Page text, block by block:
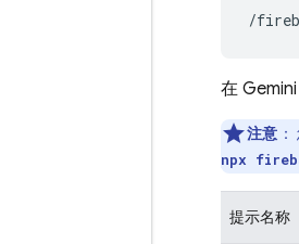
在
注意 ：
npx
提示名称